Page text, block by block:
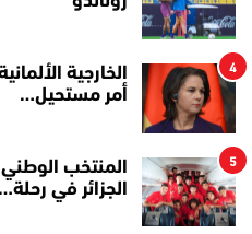
4
الخارجية
أمر مستحيل…
5
الجزائر في رحلة…